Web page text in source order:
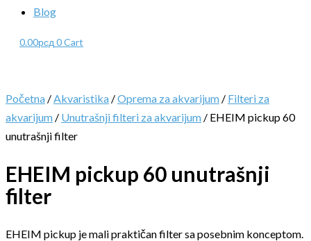
Blog
0.00рсд 0Cart
Početna /Akvaristika /Oprema za akvarijum / Filteri za
akvarijum / Unutrašnji filteri za akvarijum / EHEIM pickup 60
unutrašnji filter
EHEIM pickup 60 unutrašnji
filter
EHEIM pickup je mali praktičan filter sa posebnim konceptom.